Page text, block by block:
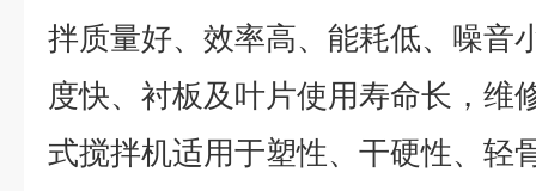
拌质量好、效率高、能耗低、噪音
度快、衬板及叶片使用寿命长，维
式搅拌机适用于塑性、干硬性、轻